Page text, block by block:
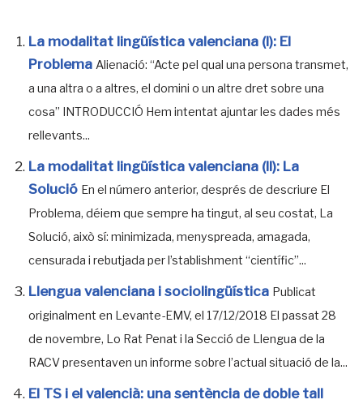
La modalitat lingüística valenciana (I): El
Problema Alienació: “Acte pel qual una persona transmet,
a una altra o a altres, el domini o un altre dret sobre una
cosa” INTRODUCCIÓ Hem intentat ajuntar les dades més
rellevants...
La modalitat lingüística valenciana (II): La
Solució En el número anterior, després de descriure El
Problema, déiem que sempre ha tingut, al seu costat, La
Solució, això sí: minimizada, menyspreada, amagada,
censurada i rebutjada per l’stablishment “científic”...
Llengua valenciana i sociolingüística Publicat
originalment en Levante-EMV, el 17/12/2018 El passat 28
de novembre, Lo Rat Penat i la Secció de Llengua de la
RACV presentaven un informe sobre l’actual situació de la...
El TS i el valencià: una sentència de doble tall